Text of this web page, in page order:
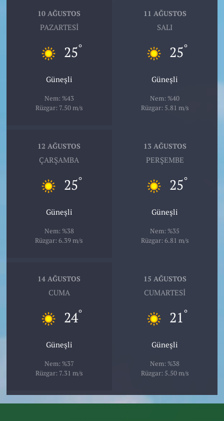
10 AĞUSTOS
PAZARTESI
25°
Güneşli
Nem: %43
Rüzgar: 7.50 m/s
11 AĞUSTOS
SALI
25°
Güneşli
Nem: %40
Rüzgar: 5.81 m/s
12 AĞUSTOS
ÇARŞAMBA
25°
Güneşli
Nem: %38
Rüzgar: 6.39 m/s
13 AĞUSTOS
PERŞEMBE
25°
Güneşli
Nem: %35
Rüzgar: 6.81 m/s
14 AĞUSTOS
CUMA
24°
Güneşli
Nem: %37
Rüzgar: 7.31 m/s
15 AĞUSTOS
CUMARTESI
21°
Güneşli
Nem: %38
Rüzgar: 5.50 m/s